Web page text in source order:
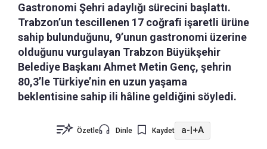
Gastronomi Şehri adaylığı sürecini başlattı.
Trabzon’un tescillenen 17 coğrafi işaretli ürüne
sahip bulunduğunu, 9’unun gastronomi üzerine
olduğunu vurgulayan Trabzon Büyükşehir
Belediye Başkanı Ahmet Metin Genç, şehrin
80,3’le Türkiye’nin en uzun yaşama
beklentisine sahip ili hâline geldiğini söyledi.
Özetle Dinle Kaydet a-|+A